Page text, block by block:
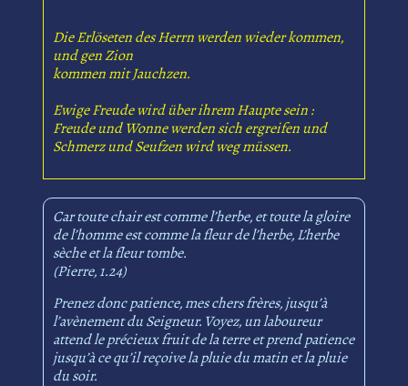
Die Erlöseten des Herrn werden wieder kommen,
und gen Zion
kommen mit Jauchzen.
Ewige Freude wird über ihrem Haupte sein :
Freude und Wonne werden sich ergreifen und
Schmerz und Seufzen wird weg müssen.
Car toute chair est comme l’herbe, et toute la gloire
de l’homme est comme la fleur de l’herbe, L’herbe
sèche et la fleur tombe.
(Pierre, 1.24)
Prenez donc patience, mes chers frères, jusqu’à
l’avènement du Seigneur. Voyez, un laboureur
attend le précieux fruit de la terre et prend patience
jusqu’à ce qu’il reçoive la pluie du matin et la pluie
du soir.